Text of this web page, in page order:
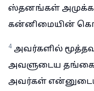
ஸ்தனங்கள்
கன்னிமையின்
4 அவர்களில்
அவளுடைய
அவர்கள்